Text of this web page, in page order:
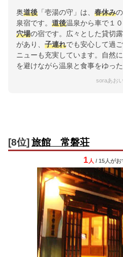
奥道後 「壱湯の守」は、 春休み
泉宿です。 道後温泉から車で１
穴場の宿です。広々とした貸切
があり、 子連れでも安心して過
ニューも充実しています。自然
を避けながら温泉と食事をゆっ
soraあお
[8位] 旅館 常磐荘
1 人 / 15人がお